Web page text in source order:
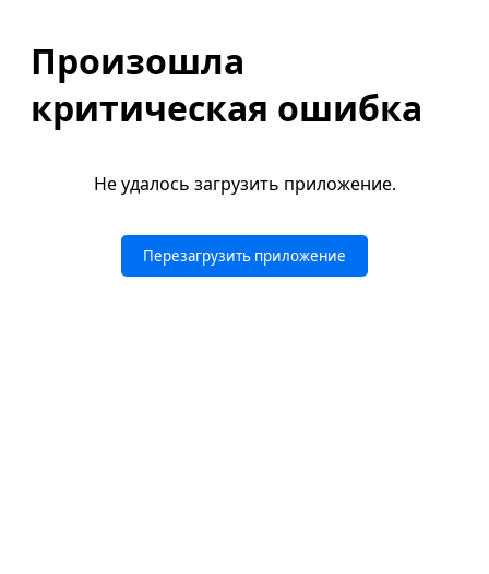
Произошла
критическая ошибка
Не удалось загрузить приложение.
Перезагрузить приложение